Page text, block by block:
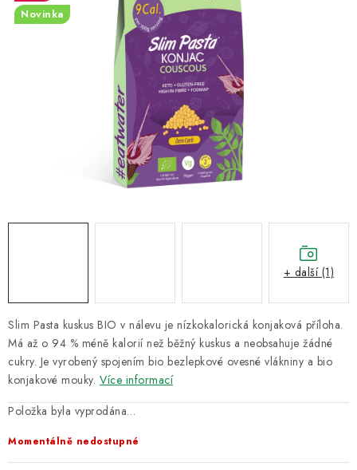
DOPRAVA A PLATBA
Slim Pasta kuskus BIO v nálevu je nízkokalorická konjaková příloha.
Má až o 94 % méně kalorií než běžný kuskus a neobsahuje žádné
cukry. Je vyrobený spojením bio bezlepkové ovesné vlákniny a bio
konjakové mouky. Více informací
Položka byla vyprodána…
Momentálně nedostupné
Novinka
+ další (1)